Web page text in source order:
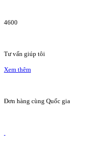
4600
Tư vấn giúp tôi
Xem thêm
Đơn hàng cùng Quốc gia